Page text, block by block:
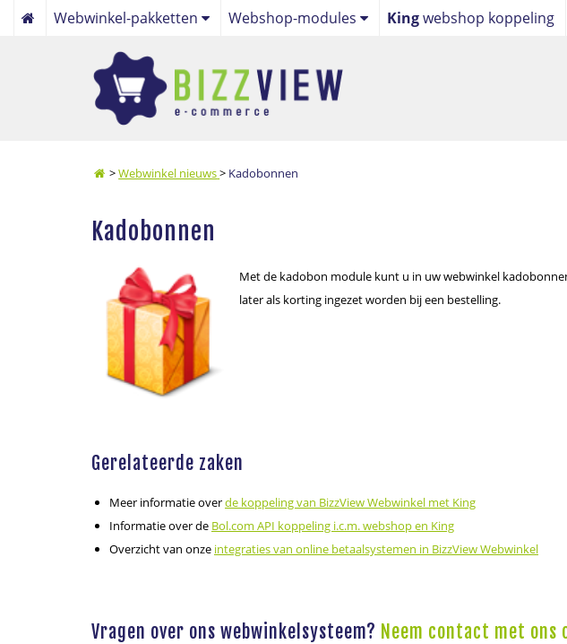
Webwinkel-pakketten
Focus webwinkelpakket
Maatwerk webwinkelpakket
Webshop-modules
Webwinkel
Online Betaalservice
Kingwebshop koppeling
>Webwinkel nieuws> Kadobonnen
Kadobonnen
Met de kadobon module kunt u in uw webwinkel
later als korting ingezet worden bij een bestelling.
Gerelateerde zaken
Meer informatie overde koppeling van BizzView Webwinkel met King
Informatie over de Bol.com API koppeling i.c.m. webshop en King
Overzicht van onze integraties van online betaalsystemen in BizzView Webwinkel
Vragen over ons webwinkelsysteem? Neem contact met ons